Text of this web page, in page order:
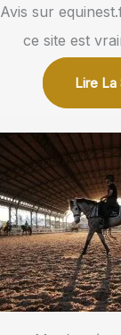
Avis sur
ce site est
Lire La